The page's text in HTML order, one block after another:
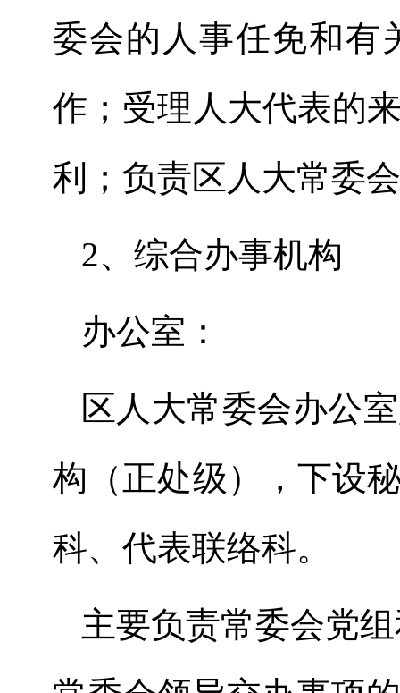
委会的人事任免和有
作；受理人大代表的
利；负责区人大常委
2、综合办事机构
办公室：
区人大常委会办公
构（正处级），下设
科、代表联络科。
主要负责常委会党